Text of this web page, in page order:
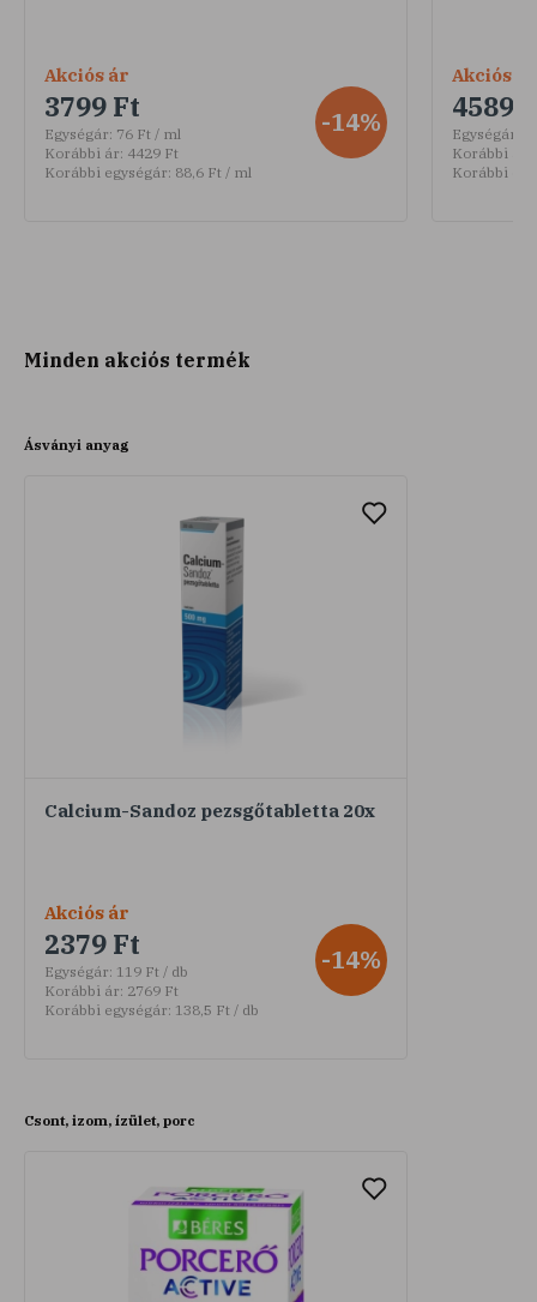
Akciós ár
3799 Ft
Egységár: 76 Ft / ml
Korábbi ár: 4429 Ft
Korábbi egységár: 88,6 Ft / ml
-14%
Akciós ár
4589
Egységár:
Korábbi ár:
Korábbi
Minden akciós termék
Ásványi anyag
Calcium-Sandoz pezsgőtabletta 20x
Akciós ár
2379 Ft
Egységár: 119 Ft / db
Korábbi ár: 2769 Ft
Korábbi egységár: 138,5 Ft / db
-14%
Csont, izom, ízület, porc